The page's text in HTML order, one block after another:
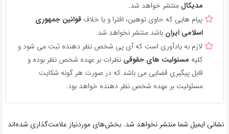
مدیکال منتشر خواهد شد.
پیام هایی که حاوی توهین، افترا و یا خلاف قوانین جمهوری
اسلامی ایران باشد منتشر نخواهد شد.
لازم به یادآوری است که آی پی شخص نظر دهنده ثبت می شود و
کلیه مسئولیت های حقوقی نظرات بر عهده شخص نظر بوده و
قابل پیگیری قضایی می باشد که در صورت هر گونه شکایت
مسئولیت بر عهده شخص نظر دهنده خواهد بود.
نشانی ایمیل شما منتشر نخواهد شد. بخش‌های موردنیاز علامت‌گذاری شده‌اند